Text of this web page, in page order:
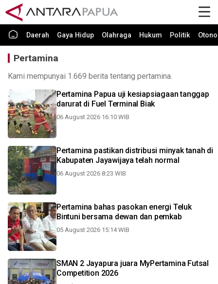
Daerah Gaya Hidup Olahraga Hukum Politik
Pertamina
Kami mempunyai 1.669 berita tentang pertamina.
Pertamina Papua uji kesiapsiagaan tanggap
darurat di Fuel Terminal Biak
06 August 2026 16:10 WIB
Pertamina pastikan distribusi minyak tanah di
Kabupaten Jayawijaya telah normal
06 August 2026 8:23 WIB
Pertamina bahas pasokan energi Teluk
Bintuni bersama dewan dan pemkab
05 August 2026 15:14 WIB
SMAN 2 Jayapura juara MyPertamina Futsal
Competition 2026